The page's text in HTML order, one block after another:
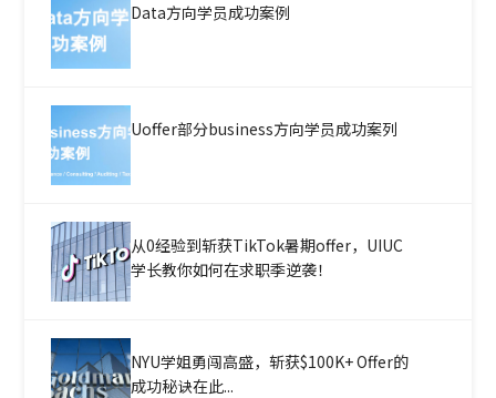
Data方向学员成功案例
Uoffer部分business方向学员成功案列
从0经验到斩获TikTok暑期offer，UIUC
学长教你如何在求职季逆袭！
NYU学姐勇闯高盛，斩获$100K+ Offer的
成功秘诀在此...